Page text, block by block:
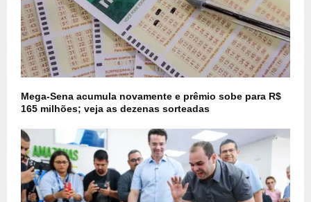
Mega-Sena acumula novamente e prêmio sobe para R$
165 milhões; veja as dezenas sorteadas